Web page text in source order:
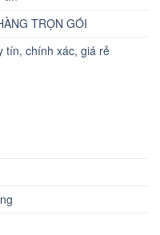
TRỌN GÓI
tín, chính xác, giá rẻ